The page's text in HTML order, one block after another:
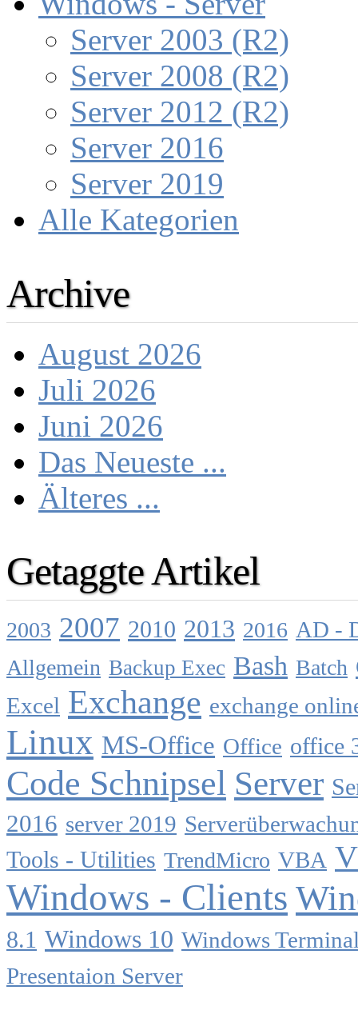
Server 2003 (R2)
Server 2008 (R2)
Server 2012 (R2)
Server 2016
Server 2019
Alle Kategorien
Archive
August 2026
Juli 2026
Juni 2026
Das Neueste ...
Älteres ...
Getaggte Artikel
2003 2007 2010 2013 2016 AD -
Allgemein Backup Exec Bash Batch
Excel Exchange exchange
Linux MS-Office Office office
Code Schnipsel Server
2016 server 2019
Tools - Utilities TrendMicro VBA
Windows - Clients
8.1 Windows 10 Windows
Presentaion Server